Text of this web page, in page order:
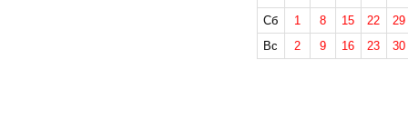
Сб
1 8 15 22
29
Вс
2 9 16 23 30